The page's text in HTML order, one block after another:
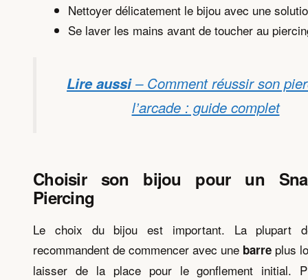
Nettoyer délicatement le bijou avec une
Se laver les mains avant de toucher au
Lire aussi– Comment réussir son
l’arcade : guide complet
Choisir son bijou pour un
Piercing
Le choix du bijou est important. La plupart
recommandent de commencer avec une barre plus
laisser de la place pour le gonflement initial.